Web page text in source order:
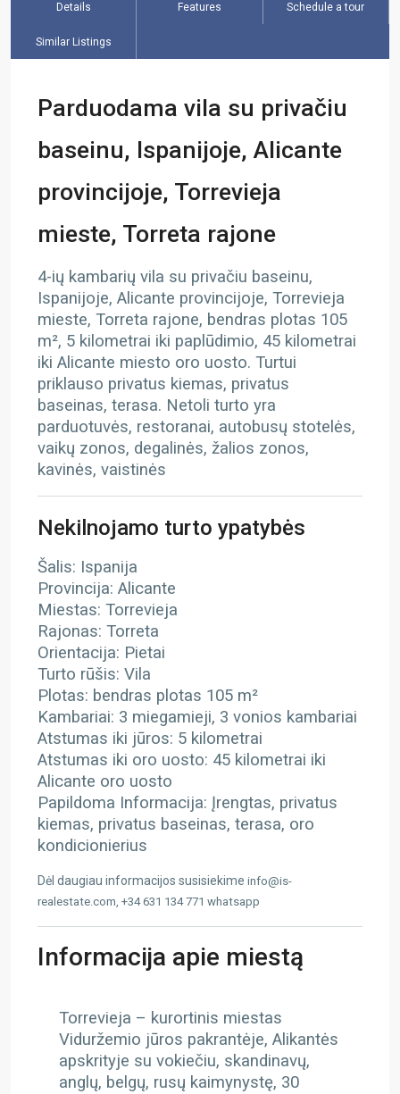
Details Features Schedule a tour
Similar Listings
Parduodama vila su privačiu
baseinu, Ispanijoje, Alicante
provincijoje, Torrevieja
mieste, Torreta rajone
4-ių kambarių vila su privačiu baseinu,
Ispanijoje, Alicante provincijoje, Torrevieja
mieste, Torreta rajone, bendras plotas 105
m², 5 kilometrai iki paplūdimio, 45 kilometrai
iki Alicante miesto oro uosto. Turtui
priklauso privatus kiemas, privatus
baseinas, terasa. Netoli turto yra
parduotuvės, restoranai, autobusų stotelės,
vaikų zonos, degalinės, žalios zonos,
kavinės, vaistinės
Nekilnojamo turto ypatybės
Šalis: Ispanija
Provincija: Alicante
Miestas: Torrevieja
Rajonas: Torreta
Orientacija: Pietai
Turto rūšis: Vila
Plotas: bendras plotas 105 m²
Kambariai: 3 miegamieji, 3 vonios kambariai
Atstumas iki jūros: 5 kilometrai
Atstumas iki oro uosto: 45 kilometrai iki
Alicante oro uosto
Papildoma Informacija: Įrengtas, privatus
kiemas, privatus baseinas, terasa, oro
kondicionierius
Dėl daugiau informacijos susisiekime info@is-
realestate.com, +34 631 134 771 whatsapp
Informacija apie miestą
Torrevieja – kurortinis miestas
Viduržemio jūros pakrantėje, Alikantės
apskrityje su vokiečiu, skandinavų,
anglų, belgų, rusų kaimynystę, 30